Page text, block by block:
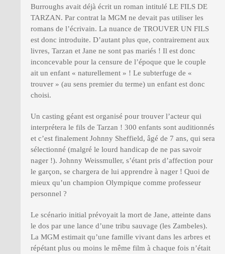
Burroughs avait déjà écrit un roman intitulé LE FILS DE
TARZAN. Par contrat la MGM ne devait pas utiliser les
romans de l’écrivain. La nuance de TROUVER UN FILS
est donc introduite. D’autant plus que, contrairement aux
livres, Tarzan et Jane ne sont pas mariés ! Il est donc
inconcevable pour la censure de l’époque que le couple
ait un enfant « naturellement » ! Le subterfuge de «
trouver » (au sens premier du terme) un enfant est donc
choisi.
Un casting géant est organisé pour trouver l’acteur qui
interprétera le fils de Tarzan ! 300 enfants sont auditionnés
et c’est finalement Johnny Sheffield, âgé de 7 ans, qui sera
sélectionné (malgré le lourd handicap de ne pas savoir
nager !). Johnny Weissmuller, s’étant pris d’affection pour
le garçon, se chargera de lui apprendre à nager ! Quoi de
mieux qu’un champion Olympique comme professeur
personnel ?
Le scénario initial prévoyait la mort de Jane, atteinte dans
le dos par une lance d’une tribu sauvage (les Zambeles).
La MGM estimait qu’une famille vivant dans les arbres et
répétant plus ou moins le même film à chaque fois n’était